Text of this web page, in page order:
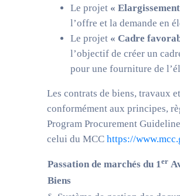
Le projet «
l’offre et la demande en
Le projet « Cadre
l’objectif de créer un
pour une fourniture de
Les contrats de biens, travaux
conformément aux principes,
Program Procurement
celui du MCC https://
Passation de marchés du 1er
Biens